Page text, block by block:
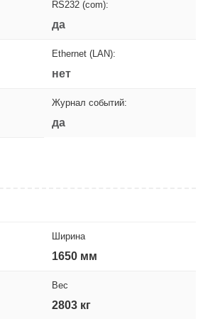
RS232 (com):
да
Ethernet (LAN):
нет
Журнал событий:
да
Ширина
1650 мм
Вес
2803 кг